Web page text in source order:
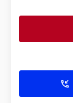
phone_callback